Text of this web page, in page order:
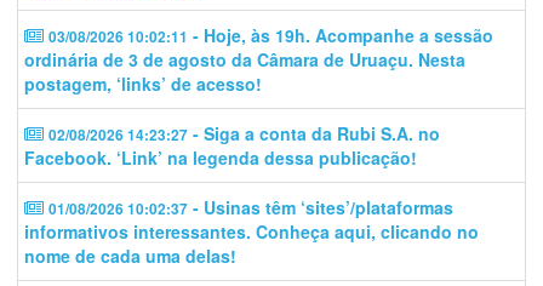
03/08/2026 10:02:11 - Hoje, às 19h. Acompanhe a sessão
ordinária de 3 de agosto da Câmara de Uruaçu. Nesta
postagem, ‘links’ de acesso!
02/08/2026 14:23:27 - Siga a conta da Rubi S.A. no
Facebook. ‘Link’ na legenda dessa publicação!
01/08/2026 10:02:37 - Usinas têm ‘sites’/plataformas
informativos interessantes. Conheça aqui, clicando no
nome de cada uma delas!